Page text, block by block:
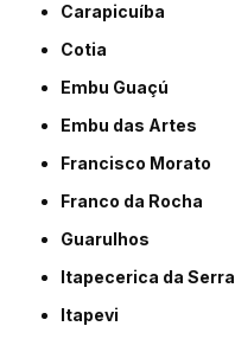
Carapicuíba
Cotia
Embu Guaçú
Embu das Artes
Francisco Morato
Franco da Rocha
Guarulhos
Itapecerica da Serra
Itapevi